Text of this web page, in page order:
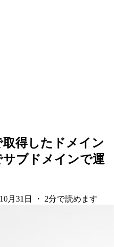
得したドメイン
ブドメインで運
月31日 ・ 2分で読めます